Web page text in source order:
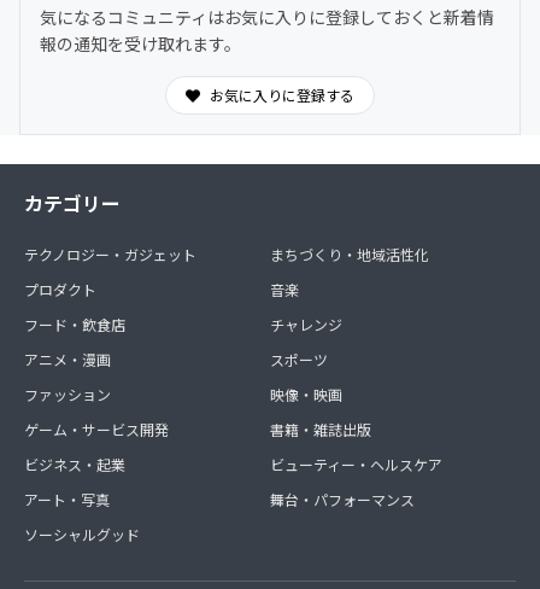
気になるコミュニティはお気に入りに登録しておくと新着情
報の通知を受け取れます。
お気に入りに登録する
カテゴリー
テクノロジー・ガジェット
プロダクト
フード・飲食店
アニメ・漫画
ファッション
ゲーム・サービス開発
ビジネス・起業
アート・写真
ソーシャルグッド
まちづくり・地域活性化
音楽
チャレンジ
スポーツ
映像・映画
書籍・雑誌出版
ビューティー・ヘルスケア
舞台・パフォーマンス